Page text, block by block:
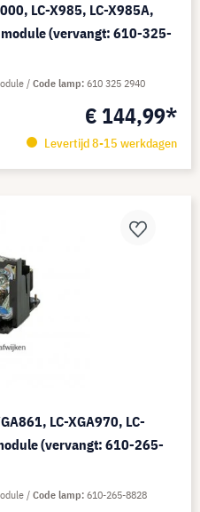
LC-X985, LC-X985A,
module (vervangt: 610-325-
€ 144,99*
Levertijd 8-15 werkdagen
Code lamp 610 325 2940
LC-XGA970, LC-
(vervangt: 610-265-
Code lamp 610-265-8828